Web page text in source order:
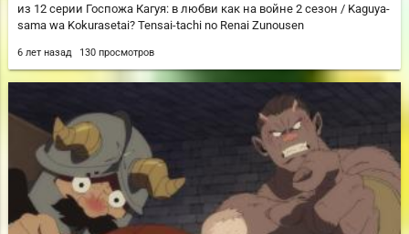
из 12 серии Госпожа Кагуя: в любви как на войне 2 сезон / Kaguya-
sama wa Kokurasetai? Tensai-tachi no Renai Zunousen
6 лет назад 130 просмотров